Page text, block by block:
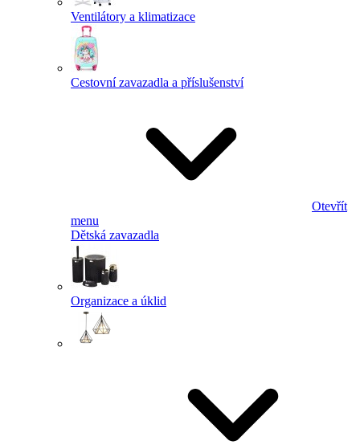
Ventilátory a klimatizace
Cestovní zavazadla a příslušenství
Otevřít
menu
Dětská zavazadla
Organizace a úklid